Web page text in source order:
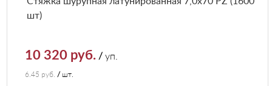
шт)
10 320 руб. /уп.
6.45 руб. / шт.